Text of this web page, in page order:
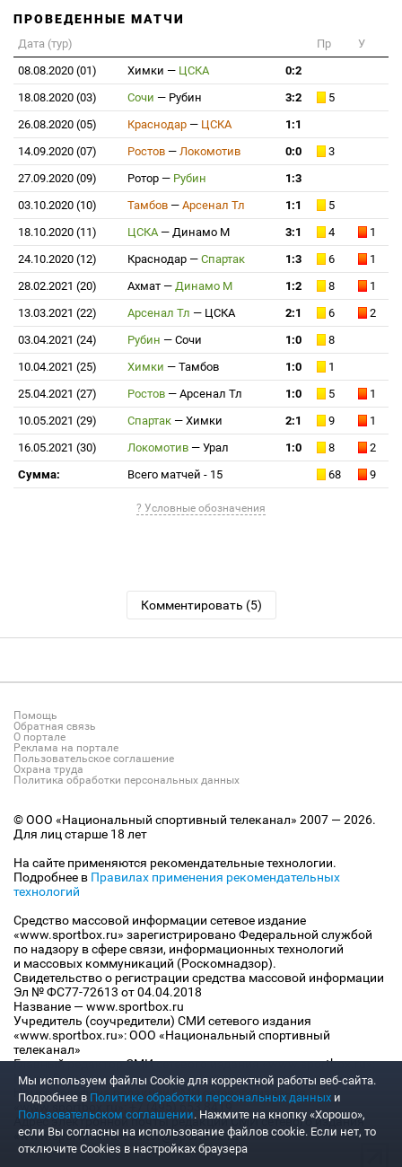
ПРОВЕДЕННЫЕ МАТЧИ
Дата (тур) Пр
У
08.08.2020 (01)
Химки — ЦСКА
0:2
18.08.2020 (03)
Сочи — Рубин 3:2
5
26.08.2020 (05)
Краснодар — ЦСКА
1:1
14.09.2020 (07)
Ростов — Локомотив 0:0
3
27.09.2020 (09)
Ротор — Рубин
1:3
03.10.2020 (10)
Тамбов — Арсенал Тл 1:1
5
18.10.2020 (11)
ЦСКА— Динамо М 3:1 4
1
24.10.2020 (12)
Краснодар — Спартак 1:3 6
1
28.02.2021 (20)
Ахмат — Динамо М 1:2 8
1
13.03.2021 (22)
Арсенал Тл — ЦСКА 2:1 6
2
03.04.2021 (24)
Рубин — Сочи 1:0
8
10.04.2021 (25)
Химки — Тамбов 1:0
1
25.04.2021 (27)
Ростов — Арсенал Тл 1:0 5
1
10.05.2021 (29)
Спартак — Химки 2:1 9
1
16.05.2021 (30)
Локомотив — Урал 1:0 8
2
Сумма:
Всего матчей - 15 68 9
? Условные обозначения
Комментировать (5)
Помощь
Обратная связь
О портале
Реклама на портале
Пользовательское соглашение
Охрана труда
Политика обработки персональных данных
© ООО «Национальный спортивный телеканал» 2007 — 2026.
Для лиц старше 18 лет
На сайте применяются рекомендательные технологии.
Подробнее в Правилах применения рекомендательных
технологий
Средство массовой информации сетевое издание
«www.sportbox.ru» зарегистрировано Федеральной службой
по надзору в сфере связи, информационных технологий
и массовых коммуникаций (Роскомнадзор).
Свидетельство о регистрации средства массовой информации
Эл № ФС77-72613 от 04.04.2018
Название — www.sportbox.ru
Учредитель (соучредители) СМИ сетевого издания
«www.sportbox.ru»: ООО «Национальный спортивный
телеканал»
Главный редактор СМИ сетевого издания «www.sportbox.ru»:
Конов В.А.
Номер телефона редакции СМИ сетевого издания
«www.sportbox.ru»: +7 (495) 653 8419
Адрес электронной почты редакции СМИ сетевого издания
«www.sportbox.ru»: editor@sportbox.ru
Мы используем файлы Сookie для корректной работы веб-сайта.
Подробнее в Политике обработки персональных данных и
Пользовательском соглашении. Нажмите на кнопку «Хорошо»,
если Вы согласны на использование файлов cookie. Если нет, то
отключите Cookies в настройках браузера